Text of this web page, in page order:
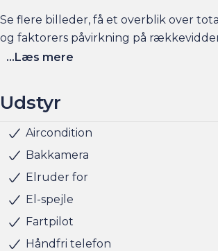
Se flere billeder, få et overblik over
og faktorers påvirkning på
sat tid af med en salgskonsulent til at
handlen efterfølgende.
Har du behov for et billån, så kan vi
finansiering til markedets bedste priser
tager naturligvis også gerne din
hvis du har behov for at få afsat den.
...Læs mere
Udstyr
Aircondition
Bakkamera
Elruder for
El-spejle
Fartpilot
Håndfri telefon
LED kørelys
Kopholder
Splitbagsæde
ABS
Airbag
Antispin
Startspærre